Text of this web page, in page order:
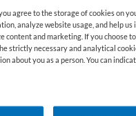
beschikbaar
in het
actueel. Hieronder
die voor u wellicht
agree to the storage of cookies on
analyze website usage, and help us
content and marketing. If you choose
strictly necessary and analytical
about you as a person. You can